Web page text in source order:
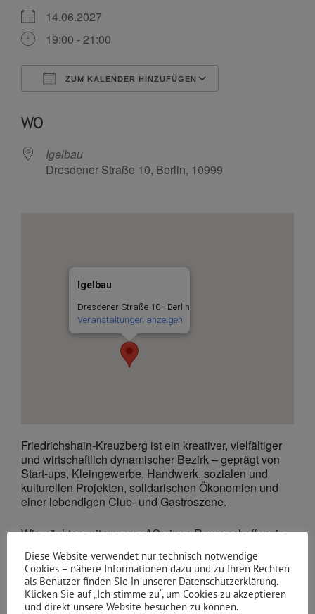
14.06.2027
19:00 - 21:00
ZUM KALENDER HINZUFÜGEN
WO
Igelbau
Dresdener Straße 10, Berlin, 10999
Igelbau
Dresdener Straße 10 - Berlin
Veranstaltungen anzeigen
Friedrichshain-Kreuzberg ist ein kreativer, vielfältiger
und wirtschaftlich dynamischer Bezirk – geprägt von
Start-ups, Kleingewerbe, Handwerk, sozialen und
kulturellen Projekten, solidarischen Ökonomien und
einer lebendigen Club- und Gastroszene.
Wir möchten mit unserer AG einen Raum schaffen, in
Bedarfe verstehen und gemeinsam an Lösungen
arbeiten – immer im Sinne einer sozial gerechten,
ökologisch nachhaltigen und demokratisch
verankerten Wirtschaftsweise.
Diese Website verwendet nur technisch notwendige
Cookies – nähere Informationen dazu und zu Ihren Rechten
als Benutzer finden Sie in unserer Datenschutzerklärung.
Klicken Sie auf „Ich stimme zu“, um Cookies zu akzeptieren
und direkt unsere Website besuchen zu können.